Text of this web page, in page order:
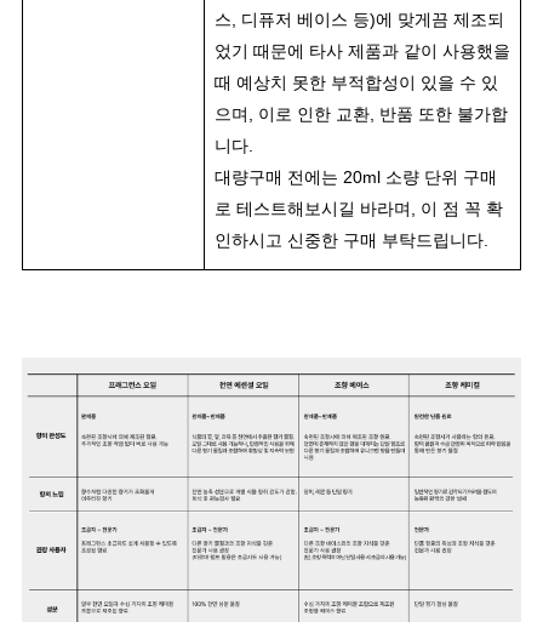
스, 디퓨저 베이스 등)에 맞게끔 제조되
었기 때문에 타사 제품과 같이 사용했을
때 예상치 못한 부적합성이 있을 수 있
으며, 이로 인한 교환, 반품 또한 불가합
니다.
대량구매 전에는 20ml 소량 단위 구매
로 테스트해보시길 바라며, 이 점 꼭 확
인하시고 신중한 구매 부탁드립니다.